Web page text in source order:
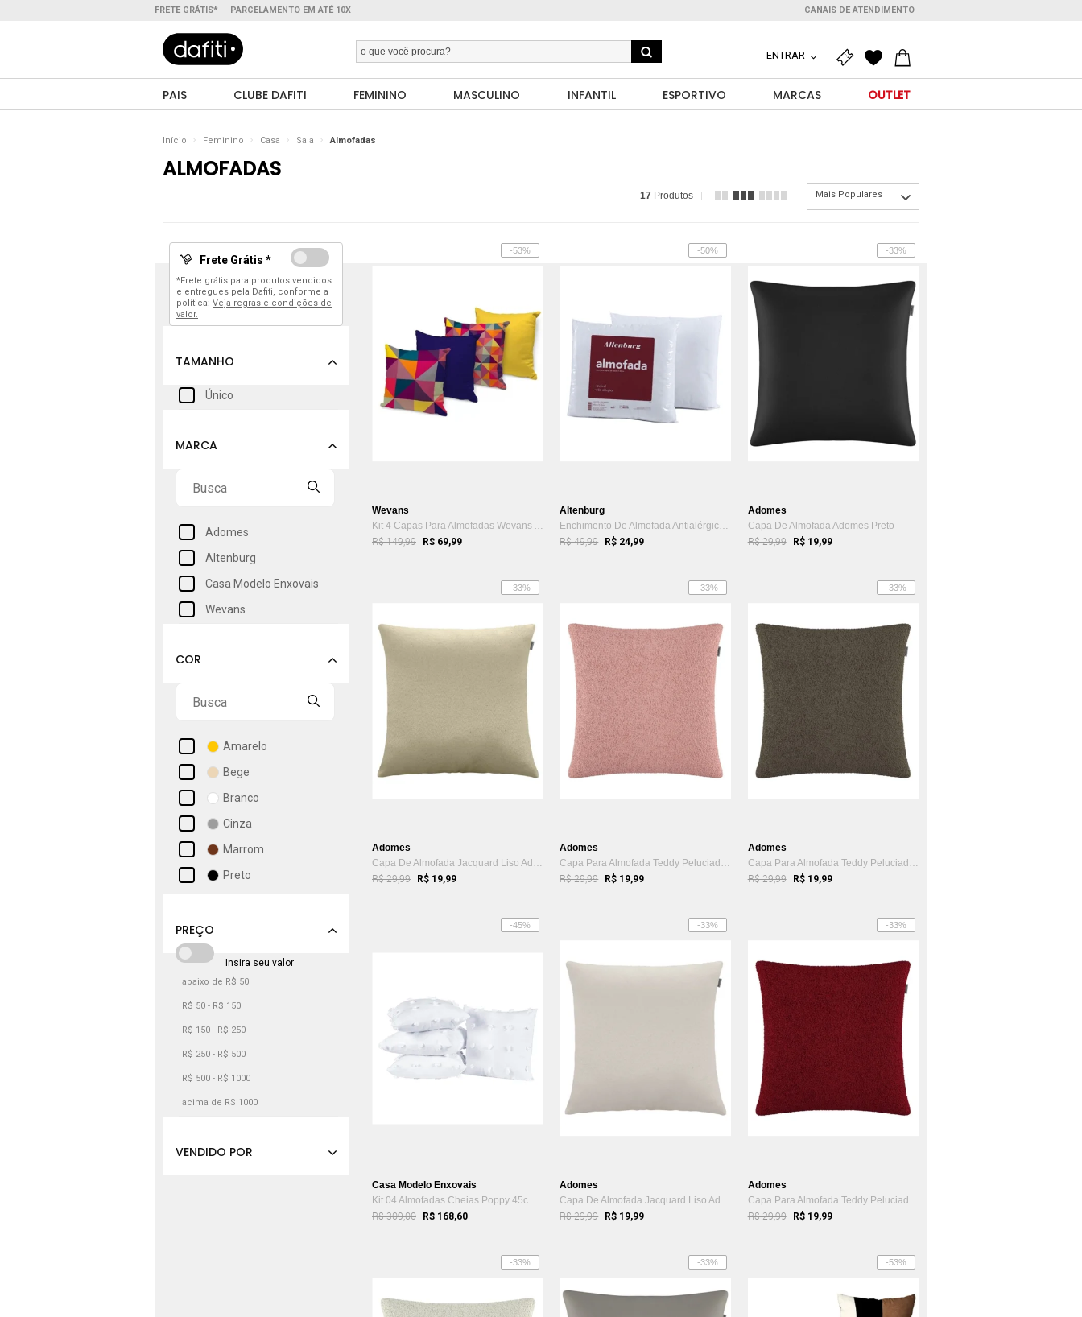
FRETE GRÁTIS* PARCELAMENTO EM ATÉ 10X CANAIS DE ATENDIMENTO
ENTRAR
PAIS CLUBE DAFITI FEMININO MASCULINO INFANTIL ESPORTIVO MARCAS OUTLET
Início Feminino Casa Sala Almofadas
ALMOFADAS
17 Produtos Mais Populares
Frete Grátis *
*Frete grátis para produtos vendidos
e entregues pela Dafiti, conforme a
política: Veja regras e condições de
valor.
Único
Adomes
Altenburg
Casa Modelo Enxovais
Wevans
Amarelo
Bege
Branco
Cinza
Marrom
Preto
abaixo de R$ 50
R$ 50 - R$ 150
R$ 150 - R$ 250
R$ 250 - R$ 500
R$ 500 - R$ 1000
acima de R$ 1000
-53%
Wevans
Kit 4 Capas Para Almofadas Wevans Amarelo
R$ 149,99 R$ 69,99
-50%
Altenburg
Enchimento De Almofada Antialérgica Alte...
R$ 49,99 R$ 24,99
-33%
Adomes
Capa De Almofada Adomes Preto
R$ 29,99 R$ 19,99
-33%
Adomes
Capa De Almofada Jacquard Liso Adomes Bege
R$ 29,99 R$ 19,99
-33%
Adomes
Capa Para Almofada Teddy Peluciado Adomes Rosa
R$ 29,99 R$ 19,99
-33%
Adomes
Capa Para Almofada Teddy Peluciado Adomes Marrom
R$ 29,99 R$ 19,99
-45%
Casa Modelo Enxovais
Kit 04 Almofadas Cheias Poppy 45cm x 45cm - Branco
R$ 309,00 R$ 168,60
-33%
Adomes
Capa De Almofada Jacquard Liso Adomes Branco
R$ 29,99 R$ 19,99
-33%
Adomes
Capa Para Almofada Teddy Peluciado Adomes Vermelho
R$ 29,99 R$ 19,99
-33% -33% -53%